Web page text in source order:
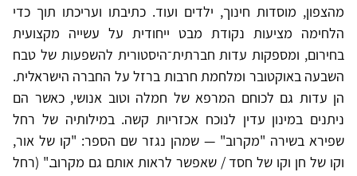
מהצפון, מוסדות חינוך, ילדים ועוד. כתיבתו ועריכתו תוך כדי
הלחימה מציעות נקודת מבט ייחודית על עשייה מקצועית
בחירום, ומספקות עדות חברתית־היסטורית להשפעות של טבח
השבעה באוקטובר ומלחמת חרבות ברזל על החברה הישראלית.
הן עדות גם לכוחם המרפא של חמלה וטוב אנושי, כאשר הם
ניתנים במינון עדין לנוכח אכזריות קשה. במילותיה של רחל
שפירא בשירה "מקרוב" — שמהן נגזר שם הספר: "קו של אור,
וקו של חן וקו של חסד / שאפשר לראות אותם גם מקרוב." (רחל